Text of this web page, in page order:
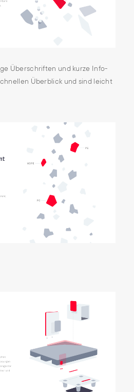
Überschriften und kurze Info-
Überblick und sind leicht